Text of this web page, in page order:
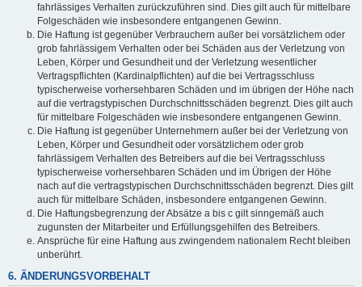
fahrlässiges Verhalten zurückzuführen sind. Dies gilt auch für mittelbare
Folgeschäden wie insbesondere entgangenen Gewinn.
Die Haftung ist gegenüber Verbrauchern außer bei vorsätzlichem oder
grob fahrlässigem Verhalten oder bei Schäden aus der Verletzung von
Leben, Körper und Gesundheit und der Verletzung wesentlicher
Vertragspflichten (Kardinalpflichten) auf die bei Vertragsschluss
typischerweise vorhersehbaren Schäden und im übrigen der Höhe nach
auf die vertragstypischen Durchschnittsschäden begrenzt. Dies gilt auch
für mittelbare Folgeschäden wie insbesondere entgangenen Gewinn.
Die Haftung ist gegenüber Unternehmern außer bei der Verletzung von
Leben, Körper und Gesundheit oder vorsätzlichem oder grob
fahrlässigem Verhalten des Betreibers auf die bei Vertragsschluss
typischerweise vorhersehbaren Schäden und im Übrigen der Höhe
nach auf die vertragstypischen Durchschnittsschäden begrenzt. Dies gilt
auch für mittelbare Schäden, insbesondere entgangenen Gewinn.
Die Haftungsbegrenzung der Absätze a bis c gilt sinngemäß auch
zugunsten der Mitarbeiter und Erfüllungsgehilfen des Betreibers.
Ansprüche für eine Haftung aus zwingendem nationalem Recht bleiben
unberührt.
6. ÄNDERUNGSVORBEHALT